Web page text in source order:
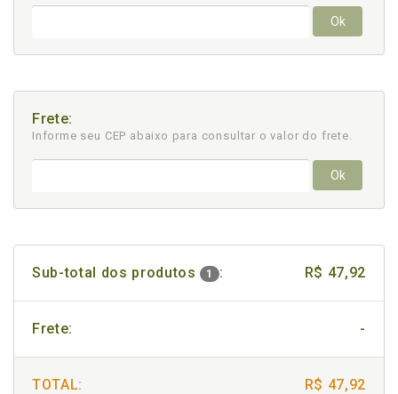
Ok
Frete:
Informe seu CEP abaixo para consultar o valor do frete.
Ok
Sub-total dos produtos 1 : R$ 47,92
Frete: -
TOTAL: R$ 47,92